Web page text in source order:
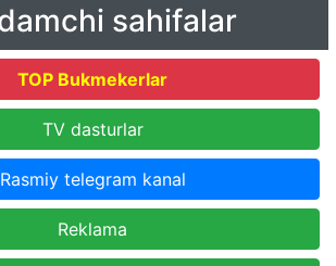
sahifalar
TOP Bukmekerlar
TV dasturlar
Rasmiy telegram kanal
Reklama